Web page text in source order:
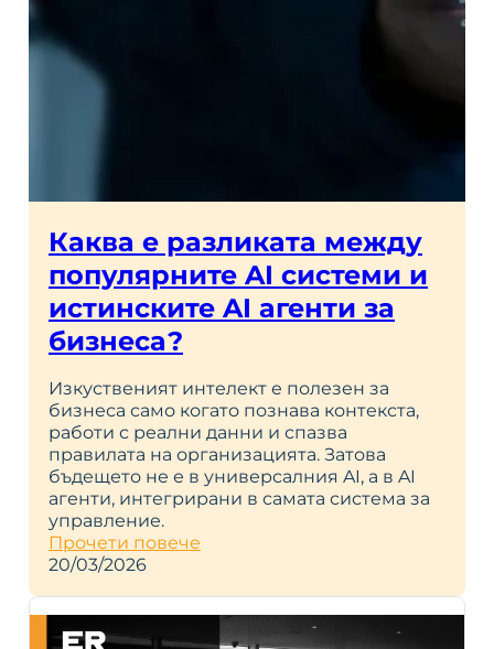
Каква е разликата между
популярните AI системи и
истинските AI агенти за
бизнеса?
Изкуственият интелект е полезен за
бизнеса само когато познава контекста,
работи с реални данни и спазва
правилата на организацията. Затова
бъдещето не е в универсалния AI, а в AI
агенти, интегрирани в самата система за
управление.
Прочети повече
20/03/2026